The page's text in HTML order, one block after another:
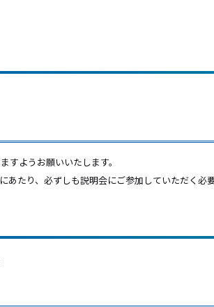
すようお願いいたします。
あたり、必ずしも説明会にご参加していただく必